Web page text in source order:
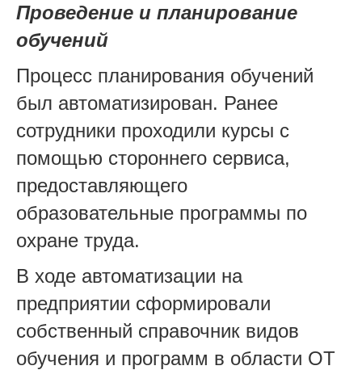
Проведение и планирование
обучений
Процесс планирования обучений
был автоматизирован. Ранее
сотрудники проходили курсы с
помощью стороннего сервиса,
предоставляющего
образовательные программы по
охране труда.
В ходе автоматизации на
предприятии сформировали
собственный справочник видов
обучения и программ в области ОТ